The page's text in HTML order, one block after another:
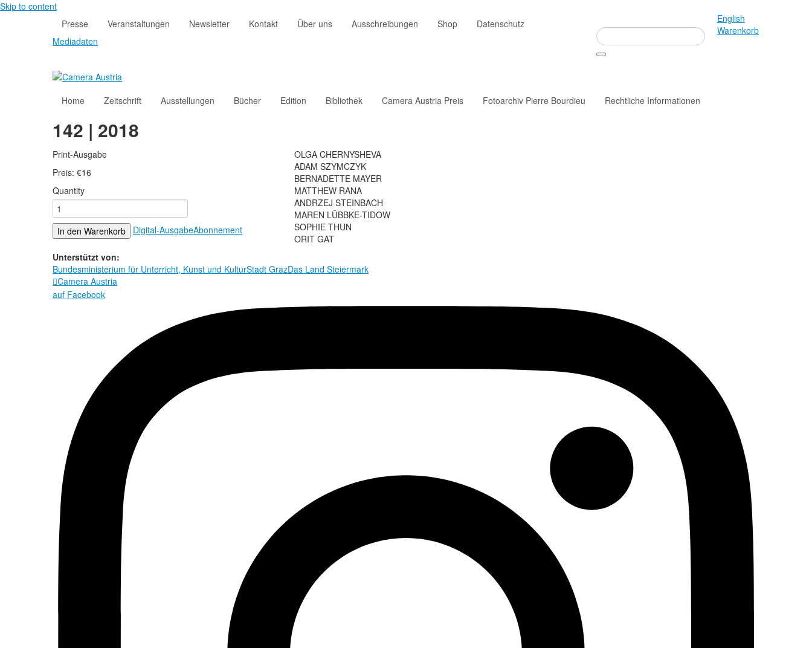
Skip to content
Presse
Veranstaltungen Newsletter Kontakt Über uns Ausschreibungen Shop
Datenschutz
Mediadaten
English
Warenkorb
Home Zeitschrift Ausstellungen Bücher Edition Bibliothek Camera Austria Preis Fotoarchiv Pierre Bourdieu Rechtliche Informationen
142 | 2018
Print-Ausgabe
Preis: €16
Quantity
In den Warenkorb Digital-AusgabeAbonnement
OLGA CHERNYSHEVA
ADAM SZYMCZYK
BERNADETTE MAYER
MATTHEW RANA
ANDRZEJ STEINBACH
MAREN LÜBBKE-TIDOW
SOPHIE THUN
ORIT GAT
Unterstützt von:
Bundesministerium für Unterricht, Kunst und KulturStadt GrazDas Land Steiermark
Camera Austria
auf Facebook